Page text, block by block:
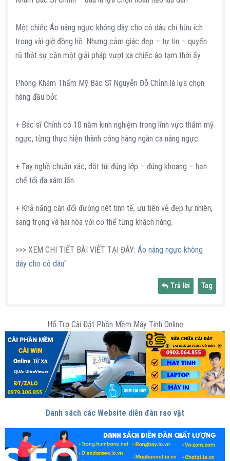
Một chiếc Áo nâng ngực không dây cho cô dâu chỉ hữu ích
trong vài giờ đồng hồ. Nhưng cảm giác đẹp – tự tin – quyến
rũ thật sự cần một giải pháp vượt xa chiếc áo tạm thời ấy.
Phòng Khám Thẩm Mỹ Bác Sĩ Nguyễn Đỗ Chỉnh là lựa chọn
hàng đầu bởi:
+ Bác sĩ Chỉnh có 10 năm kinh nghiệm trong lĩnh vực thẩm mỹ
ngực, từng thực hiện thành công hàng ngàn ca nâng ngực.
+ Tay nghề chuẩn xác, đặt túi đúng lớp – đúng khoang – hạn
chế tối đa xâm lấn.
+ Khả năng cân đối đường nét tinh tế, ưu tiên vẻ đẹp tự nhiên,
sang trọng và hài hòa với cơ thể từng khách hàng.
>>> XEM CHI TIẾT BÀI VIẾT TẠI ĐÂY: Áo nâng ngực không
dây cho cô dâu"
Trả lời Tag
Hổ Trợ Cài Đặt Phần Mềm Máy Tính Online
Danh sách các Website diễn đàn rao vặt